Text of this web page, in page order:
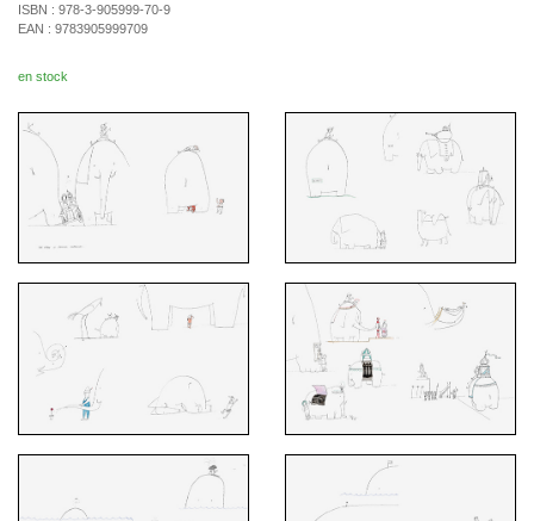
ISBN : 978-3-905999-70-9
EAN : 9783905999709
en stock